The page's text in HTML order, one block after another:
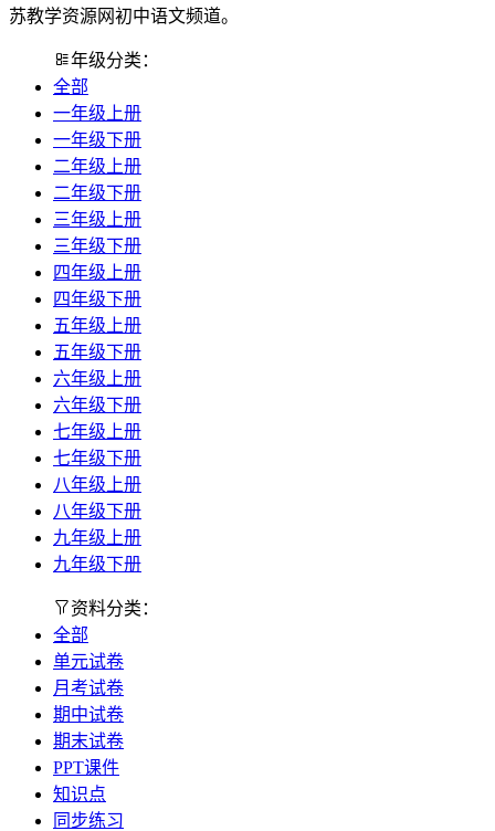
苏教学资源网初中语文频道。
年级分类：
全部
一年级上册
一年级下册
二年级上册
二年级下册
三年级上册
三年级下册
四年级上册
四年级下册
五年级上册
五年级下册
六年级上册
六年级下册
七年级上册
七年级下册
八年级上册
八年级下册
九年级上册
九年级下册
资料分类：
全部
单元试卷
月考试卷
期中试卷
期末试卷
PPT课件
知识点
同步练习